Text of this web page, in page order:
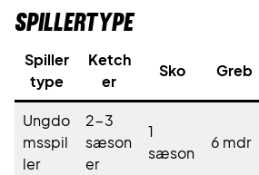
SPILLERTYPE
Spiller
type
Ketch
er
Sko Greb
Ungdo
msspil
ler
2-3
sæson
er
1
sæson
6 mdr